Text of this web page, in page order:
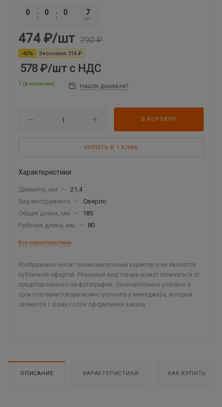
0 0 0 7
шт
474 ₽/шт 790₽
-40% Экономия 316 ₽
578 ₽/шт с НДС
7 (в наличии) Нашли дешевле?
В КОРЗИНУ
КУПИТЬ В 1 КЛИК
Характеристики
Диаметр, мм — 21,4
Вид инструмента
—
Сверло
Общая длина, мм
—
185
Рабочая длина, мм
— 80
Все характеристики
Изображение носит ознакомительный характер и не является
публичной офертой. Реальный вид товара может отличаться от
представленного на фотографии. Окончательные условия и
срок поставки товара можно уточнить у менеджера, который
свяжется с Вами после оформления заказа.
ОПИСАНИЕ ХАРАКТЕРИСТИКИ КАК КУПИТЬ